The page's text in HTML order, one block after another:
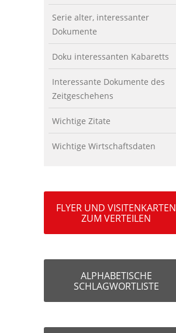
Serie alter, interessanter
Dokumente
Doku interessanten Kabaretts
Interessante Dokumente des
Zeitgeschehens
Wichtige Zitate
Wichtige Wirtschaftsdaten
FLYER UND VISITENKARTEN
ZUM VERTEILEN
ALPHABETISCHE
SCHLAGWORTLISTE